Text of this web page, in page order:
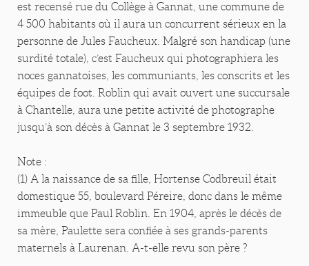
est recensé rue du Collège à Gannat, une commune de
4 500 habitants où il aura un concurrent sérieux en la
personne de Jules Faucheux. Malgré son handicap (une
surdité totale), c’est Faucheux qui photographiera les
noces gannatoises, les communiants, les conscrits et les
équipes de foot. Roblin qui avait ouvert une succursale
à Chantelle, aura une petite activité de photographe
jusqu’à son décès à Gannat le 3 septembre 1932.
Note :
(1) A la naissance de sa fille, Hortense Codbreuil était
domestique 55, boulevard Péreire, donc dans le même
immeuble que Paul Roblin. En 1904, après le décès de
sa mère, Paulette sera confiée à ses grands-parents
maternels à Laurenan. A-t-elle revu son père ?